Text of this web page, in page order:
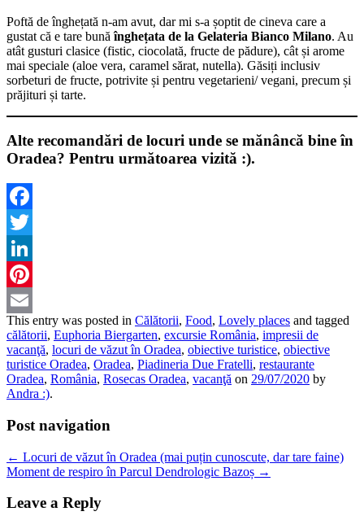
Poftă de înghețată n-am avut, dar mi s-a șoptit de cineva care a
gustat că e tare bunăînghețata de la Gelateria Bianco Milano. Au
atât gusturi clasice (fistic, ciocolată, fructe de pădure), cât și arome
mai speciale (aloe vera, caramel sărat, nutella). Găsiți inclusiv
sorbeturi de fructe, potrivite și pentru vegetarieni/ vegani, precum și
prăjituri și tarte.
Alte recomandări de locuri unde se mănâncă bine în
Oradea? Pentru următoarea vizită :).
Facebook
Twitter
LinkedIn
Pinterest
Email
This entry was posted in Călătorii, Food, Lovely places and tagged
călătorii, Euphoria Biergarten, excursie România, impresii de
vacanţă, locuri de văzut în Oradea, obiective turistice, obiective
turistice Oradea, Oradea, Piadineria Due Fratelli, restaurante
Oradea, România, Rosecas Oradea, vacanţă on 29/07/2020 by
Andra :).
Post navigation
← Locuri de văzut în Oradea (mai puțin cunoscute, dar tare faine)
Moment de respiro în Parcul Dendrologic Bazoș →
Leave a Reply